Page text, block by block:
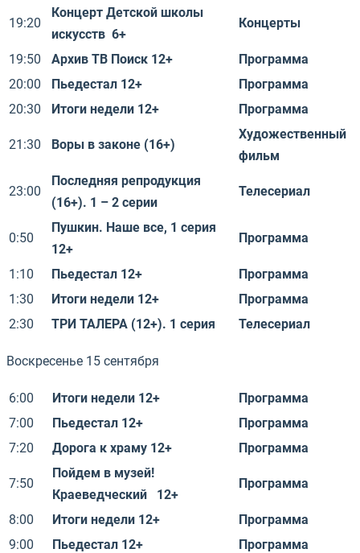
19:20
Концерт Детской школы
искусств 6+
Концерты
19:50 Архив ТВ Поиск 12+
Программа
20:00
Пьедестал 12+
Программа
20:30
Итоги недели 12+ Программа
21:30 Воры в законе (16+)
Художественный
фильм
23:00
Последняя репродукция
(16+). 1 – 2 серии
Телесериал
0:50
Пушкин. Наше все, 1 серия
12+
Программа
1:10 Пьедестал 12+
Программа
1:30
Итоги недели 12+
Программа
2:30
ТРИ ТАЛЕРА (12+). 1 серия Телесериал
Воскресенье 15 сентября
6:00 Итоги недели 12+
Программа
7:00
Пьедестал 12+
Программа
7:20
Дорога к храму 12+ Программа
7:50
Пойдем в музей!
Краеведческий 12+
Программа
8:00 Итоги недели 12+
Программа
9:00
Пьедестал 12+
Программа